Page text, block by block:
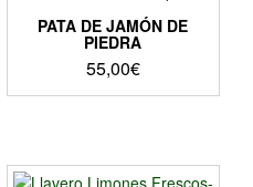
PATA DE JAMÓN DE
PIEDRA
55,00€